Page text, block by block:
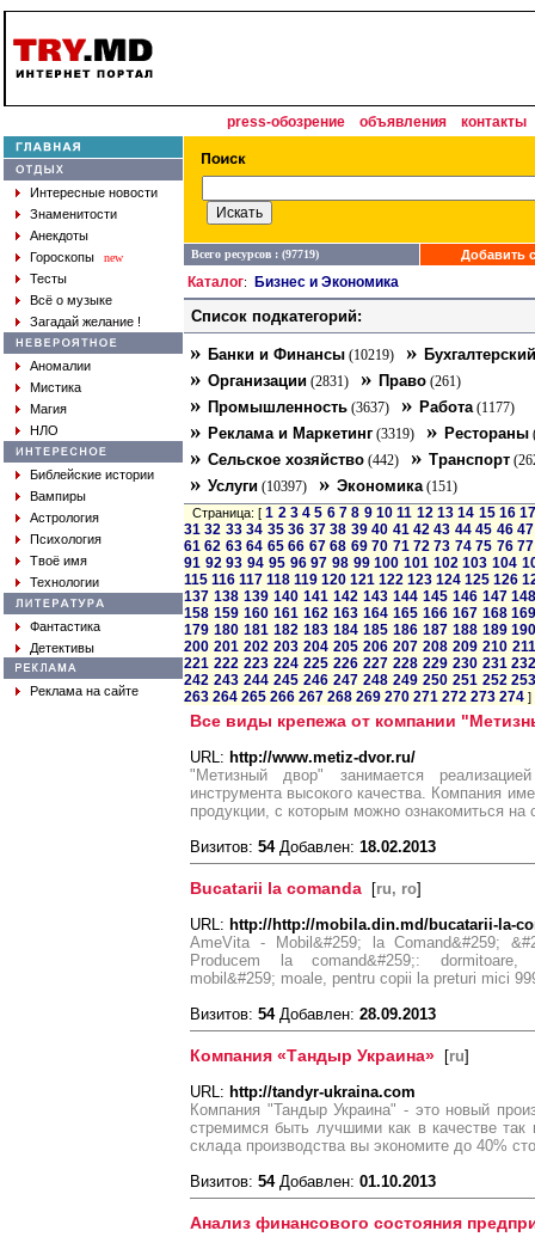
press-обозрение объявления контакты
Интересные новости
Знаменитости
Анекдоты
Гороскопы
new
Тесты
Всё о музыке
Загадай желание !
Аномалии
Мистика
Магия
НЛО
Библейские истории
Вампиры
Астрология
Психология
Твоё имя
Технологии
Фантастика
Детективы
Реклама на сайте
Всего ресурсов : (97719) Добавить
Каталог: Бизнес и Экономика
Список подкатегорий:
» Банки и Финансы (10219) »
» Организации (2831) » Право (261)
» Промышленность (3637) » Работа(1177)
» Реклама и Маркетинг (3319) » Рестораны
» Сельское хозяйство (442) » Транспорт
» Услуги (10397) » Экономика(151)
Страница: [1 2 3 4 5 6 7 8 9 10 11 12 13 14 15 16
31 32 33 34 35 36 37 38 39 40 41 42 43 44 45 46 47
61 62 63 64 65 66 67 68 69 70 71 72 73 74 75 76 77
91 92 93 94 95 96 97 98 99 100 101 102 103 104
115 116 117 118 119 120 121 122 123 124 125 126
137 138 139 140 141 142 143 144 145 146 147
158 159 160 161 162 163 164 165 166 167 168
179 180 181 182 183 184 185 186 187 188 189
200 201 202 203 204 205 206 207 208 209 210 211
221 222 223 224 225 226 227 228 229 230 231
242 243 244 245 246 247 248 249 250 251 252
263 264 265 266 267 268 269 270 271 272 273 274 ]
Все виды крепежа от компании
URL: http://www.metiz-dvor.ru/
"Метизный двор" занимается
инструмента высокого качества. Компания
продукции, с которым можно ознакомиться на
Визитов: 54Добавлен: 18.02.2013
Bucatarii la comanda [ru, ro]
URL: http://http://mobila.din.md/bucatarii-la-
AmeVita - Mobil&#259; la Comand&#259;
Producem la comand&#259;: dormitoare,
mobil&#259; moale, pentru copii la preturi mici
Визитов: 54Добавлен: 28.09.2013
Компания «Тандыр Украина» [ru]
URL: http://tandyr-ukraina.com
Компания "Тандыр Украина" - это новый
стремимся быть лучшими как в качестве
склада производства вы экономите до 40%
Визитов: 54Добавлен: 01.10.2013
Анализ финансового состояния